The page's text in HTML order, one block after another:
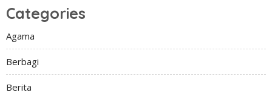
Categories
Agama
Berbagi
Berita